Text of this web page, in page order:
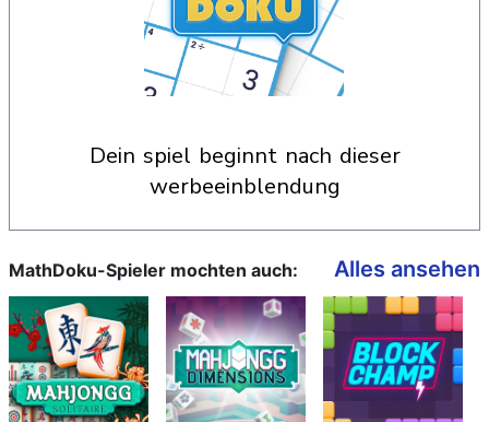
dein spiel beginnt nach dieser
werbeeinblendung
MathDoku-Spieler mochten auch: Alles ansehen